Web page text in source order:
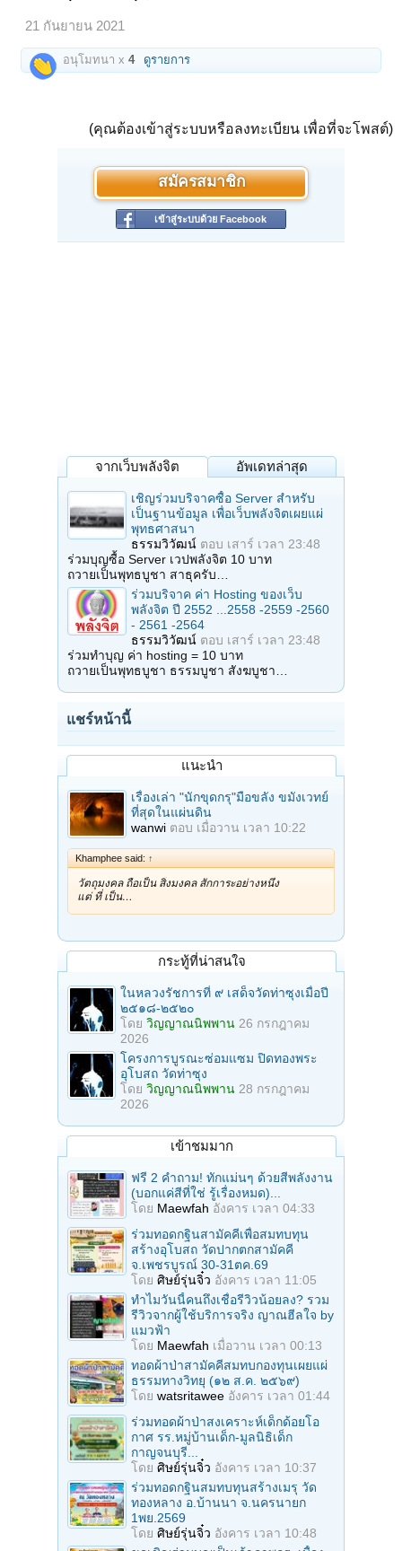
21 กันยายน 2021
อนุโมทนา x4 ดูรายการ
(คุณต้องเข้าสู่ระบบหรือลงทะเบียน เพื่อที่จะโพสต์)
สมัครสมาชิก
เข้าสู่ระบบด้วย Facebook
จากเว็บพลังจิต อัพเดทล่าสุด
เชิญร่วมบริจาคซื้อ Server สำหรับ
เป็นฐานข้อมูล เพื่อเว็บพลังจิตเผยแผ่
พุทธศาสนา
ธรรมวิวัฒน์ ตอบ เสาร์ เวลา 23:48
ร่วมบุญซื้อ Server เวปพลังจิต 10 บาท
ถวายเป็นพุทธบูชา สาธุครับ…
ร่วมบริจาค ค่า Hosting ของเว็บ
พลังจิต ปี 2552 ...2558 -2559 -2560
- 2561 -2564
ธรรมวิวัฒน์ ตอบ เสาร์ เวลา 23:48
ร่วมทำบุญ ค่า hosting = 10 บาท
ถวายเป็นพุทธบูชา ธรรมบูชา สังฆบูชา…
แชร์หน้านี้
แนะนำ
เรื่องเล่า "นักขุดกรุ"มือขลัง ขมังเวทย์
ที่สุดในแผ่นดิน
wanwi ตอบ เมื่อวาน เวลา 10:22
Khamphee said: ↑
วัตถุมงคล ถือเป็น สิ่งมงคล สักการะอย่างหนึ่ง
แต่ ที่ เป็น…
กระทู้ที่น่าสนใจ
ในหลวงรัชการที่ ๙ เสด็จวัดท่าซุงเมื่อปี
๒๕๑๘-๒๕๒๐
โดย วิญญาณนิพพาน 26 กรกฎาคม
2026
โครงการบูรณะซ่อมแซม ปิดทองพระ
อุโบสถ วัดท่าซุง
โดย วิญญาณนิพพาน 28 กรกฎาคม
2026
เข้าชมมาก
ฟรี 2 คำถาม! ทักแม่นๆ ด้วยสีพลังงาน
(บอกแค่สีที่ใช่ รู้เรื่องหมด)...
โดย Maewfah อังคาร เวลา 04:33
ร่วมทอดกฐินสามัคคีเพื่อสมทบทุน
สร้างอุโบสถ วัดปากตกสามัคคี
จ.เพชรบูรณ์ 30-31ตค.69
โดย ศิษย์รุ่นจิ๋ว อังคาร เวลา 11:05
ทำไมวันนี้คนถึงเชื่อรีวิวน้อยลง? รวม
รีวิวจากผู้ใช้บริการจริง ญาณฮีลใจ by
แมวฟ้า
โดย Maewfah เมื่อวาน เวลา 00:13
ทอดผ้าป่าสามัคคีสมทบกองทุนเผยแผ่
ธรรมทางวิทยุ (๑๒ ส.ค. ๒๕๖๙)
โดย watsritawee อังคาร เวลา 01:44
ร่วมทอดผ้าป่าสงเคราะห์เด็กด้อยโอ
กาศ รร.หมู่บ้านเด็ก-มูลนิธิเด็ก
กาญจนบุรี...
โดย ศิษย์รุ่นจิ๋ว อังคาร เวลา 10:37
ร่วมทอดกฐินสมทบทุนสร้างเมรุ วัด
ทองหลาง อ.บ้านนา จ.นครนายก
1พย.2569
โดย ศิษย์รุ่นจิ๋ว อังคาร เวลา 10:48